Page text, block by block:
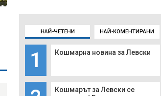
НАЙ-ЧЕТЕНИ НАЙ-КОМЕНТИРАНИ
1 Кошмарна новина за Левски
Кошмарът за Левски се